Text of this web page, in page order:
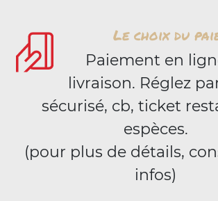
Le choix du
Paiement en
livraison. Réglez
sécurisé, cb, ticket
espèces.
(pour plus de détails,
infos)